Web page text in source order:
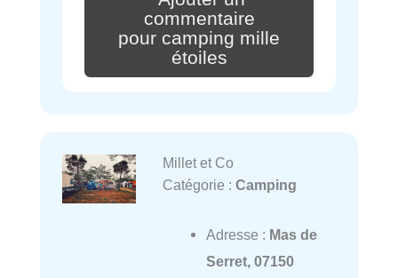
commentaire
pour camping mille
étoiles
Millet et Co
Catégorie : Camping
Adresse : Mas de
Serret, 07150